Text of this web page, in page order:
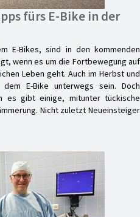
fürs E-Bike in der
E-Bikes, sind in den kommenden
wenn es um die Fortbewegung auf
Leben geht. Auch im Herbst und
E-Bike unterwegs sein. Doch
es gibt einige, mitunter tückische
Nicht zuletzt Neueinsteiger